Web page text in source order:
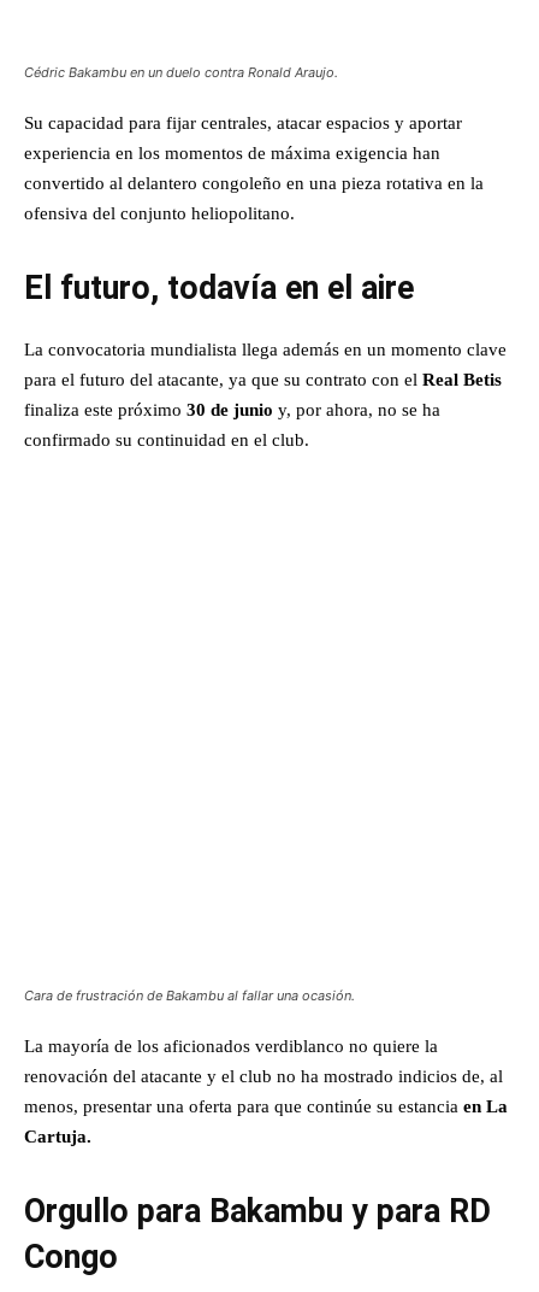
Cédric Bakambu en un duelo contra Ronald Araujo.
Su capacidad para fijar centrales, atacar espacios y aportar
experiencia en los momentos de máxima exigencia han
convertido al delantero congoleño en una pieza rotativa en la
ofensiva del conjunto heliopolitano.
El futuro, todavía en el aire
La convocatoria mundialista llega además en un momento clave
para el futuro del atacante, ya que su contrato con el Real Betis
finaliza este próximo 30 de junio y, por ahora, no se ha
confirmado su continuidad en el club.
Cara de frustración de Bakambu al fallar una ocasión.
La mayoría de los aficionados verdiblanco no quiere la
renovación del atacante y el club no ha mostrado indicios de, al
menos, presentar una oferta para que continúe su estancia en La
Cartuja.
Orgullo para Bakambu y para RD
Congo